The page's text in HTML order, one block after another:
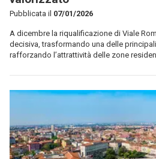
Pubblicata il 07/01/2026
A dicembre la riqualificazione di Viale
decisiva, trasformando una delle
rafforzando l’attrattività delle zone